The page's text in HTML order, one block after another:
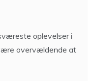
oplevelser i
overvældende at